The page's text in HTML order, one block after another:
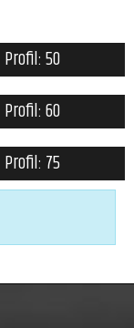
Profil: 50
Profil: 60
Profil: 75